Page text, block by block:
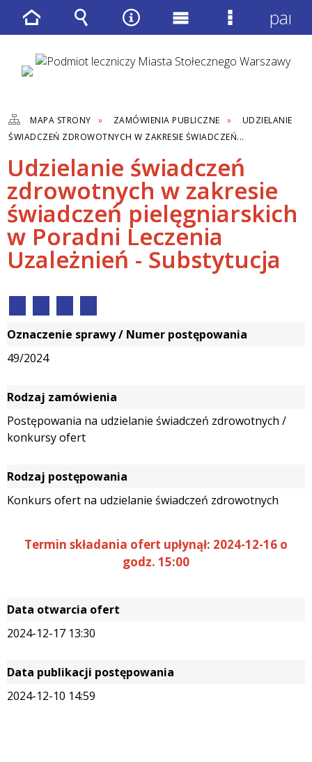
MAPA STRONY ZAMÓWIENIA PUBLICZNE
UDZIELANIE
ŚWIADCZEŃ ZDROWOTNYCH W ZAKRESIE ŚWIADCZEŃ...
Udzielanie świadczeń
zdrowotnych w zakresie
świadczeń pielęgniarskich
w Poradni Leczenia
Uzależnień - Substytucja
Oznaczenie sprawy / Numer postępowania
49/2024
Rodzaj zamówienia
Postępowania na udzielanie świadczeń zdrowotnych /
konkursy ofert
Rodzaj postępowania
Konkurs ofert na udzielanie świadczeń zdrowotnych
Termin składania ofert upłynął: 2024-12-16 o
godz. 15:00
Data otwarcia ofert
2024-12-17 13:30
Data publikacji postępowania
2024-12-10 14:59
Strona
główna
Wyszukiwarka
Narzędzia
Menu
główne
Menu
panel